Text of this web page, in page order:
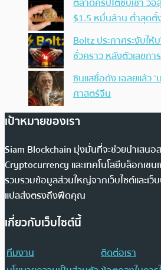
ตลาดคริปโตซบเซา ว
$1.5 หมื่นล้าน ต่ำสุด
Boltz ประกาศระงับให้
ชั่วคราว หลังตัวเลขกา
ซินแสชื่อดัง เฉลยแล้ว ‘
ศาสตร์จีน
เป้าหมายของเรา
Siam Blockchain มุ่งมั่นที่จะช่วยนำเสนอ
Cryptocurrency และเทคโนโลยีบล็อกเชน
รวบรวมข้อมูลส่วนใหญ่จากเว็บไซต์และเว็
แปลส่งตรงถึงฟีดคุณ
เกี่ยวกับเว็บไซต์นี้
ทีมงาน
ติดต่อเรา